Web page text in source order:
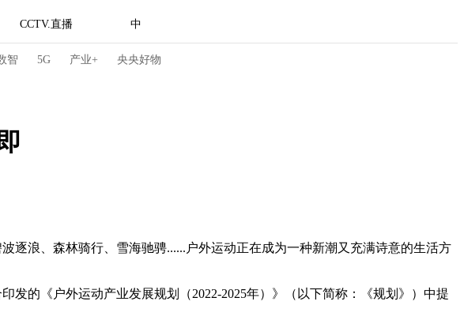
CCTV.直播 中
智 5G 产业+ 央央好物
浪、森林骑行、雪海驰骋......户外运动正在成为一种新潮又充满诗意的生活方
的《户外运动产业发展规划（2022-2025年）》（以下简称：《规划》）中提